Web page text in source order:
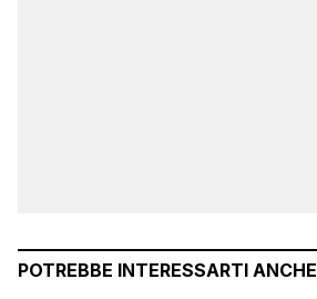
POTREBBE INTERESSARTI ANCHE